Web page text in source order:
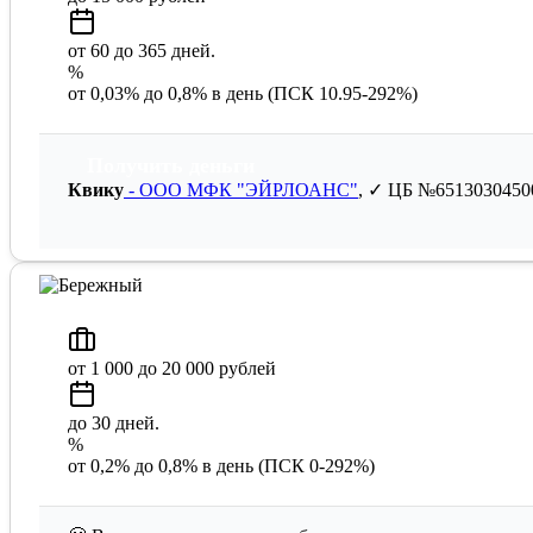
от 60 до 365 дней.
%
от 0,03% до 0,8% в день (ПСК 10.95-292%)
Квику - ООО МФК "ЭЙРЛОАНС", ✓ ЦБ
от 1 000 до 20 000 рублей
до 30 дней.
%
от 0,2% до 0,8% в день (ПСК 0-292%)